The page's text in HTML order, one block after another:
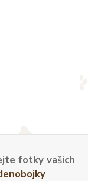
fotky vašich